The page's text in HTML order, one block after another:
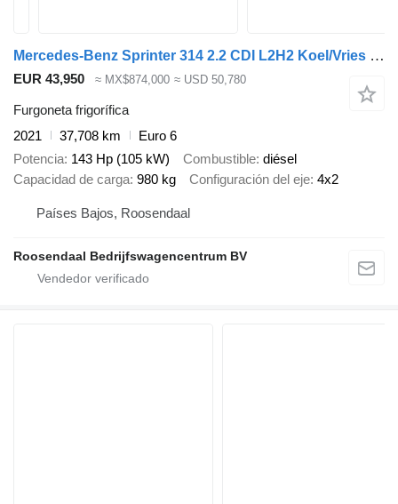
Mercedes-Benz Sprinter 314 2.2 CDI L2H2 Koel/Vries 2 Delen Dag&Nacht Airco Cam
EUR 43,950 ≈ MX$874,000 ≈ USD 50,780
Furgoneta frigorífica
2021
37,708 km
Euro 6
Potencia 143 Hp (105 kW) Combustible diésel
Capacidad de carga 980 kg Configuración del eje 4x2
Países Bajos, Roosendaal
Roosendaal Bedrijfswagencentrum BV